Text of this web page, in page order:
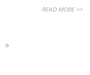
READ MORE >>